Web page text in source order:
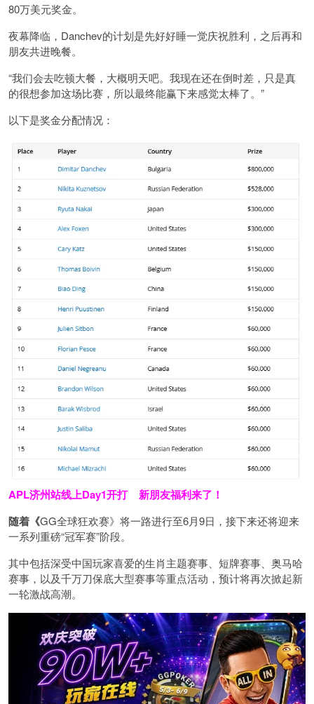
80万美元奖金。
夜幕降临，Danchev的计划是先好好睡一觉庆祝胜利，之后再和
朋友共进晚餐。
“我们会去吃顿大餐，大概明天吧。我现在还在倒时差，只是真
的很想参加这场比赛，所以最终能赢下来感觉太棒了。”
以下是奖金分配情况：
APL济州站线上Day1开打 新朋友福利来了！
随着《GG全球狂欢赛》将一路进行至6月9日，接下来还将迎来
一系列重磅“冠军赛”阶段。
其中包括深受中国玩家喜爱的生肖主题赛事、短牌赛事、奥马哈
赛事，以及千万刀保底大型赛事等重点活动，预计将再次掀起新
一轮激战高潮。